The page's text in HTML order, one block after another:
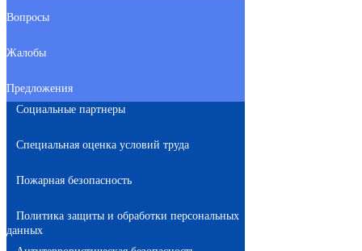
Вопросы
Жалобы
Предложения
Социальные партнеры
Специальная оценка условий труда
Пожарная безопасность
Политика защиты и обработки персональных
данных